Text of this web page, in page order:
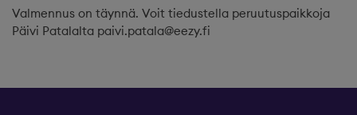
Valmennus on täynnä. Voit tiedustella peruutuspaikkoja
Päivi Patalalta paivi.patala@eezy.fi